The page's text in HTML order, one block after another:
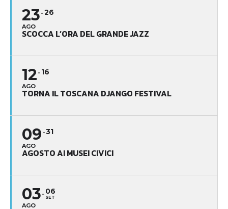
23
AGO
26
SCOCCA L’ORA DEL GRANDE JAZZ
12
AGO
16
TORNA IL TOSCANA DJANGO FESTIVAL
09
AGO
31
AGOSTO AI MUSEI CIVICI
03
AGO
06
SET